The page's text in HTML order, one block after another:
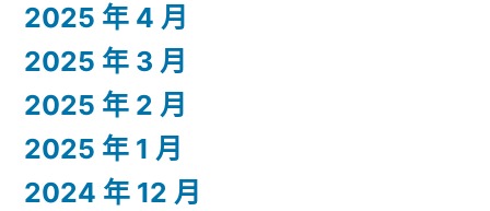
2025 年 4 月
2025 年 3 月
2025 年 2 月
2025 年 1 月
2024 年 12 月